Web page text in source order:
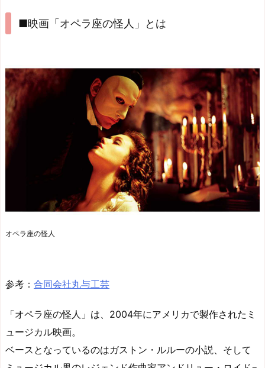
■映画「オペラ座の怪人」とは
オペラ座の怪人
参考： 合同会社丸与工芸
「オペラ座の怪人」は、2004年にアメリカで製作されたミ
ュージカル映画。
ベースとなっているのはガストン・ルルーの小説、そして